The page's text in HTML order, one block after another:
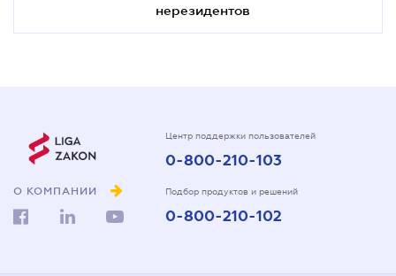
нерезидентов
О КОМПАНИИ
Центр поддержки пользователей
0-800-210-103
Подбор продуктов и решений
0-800-210-102